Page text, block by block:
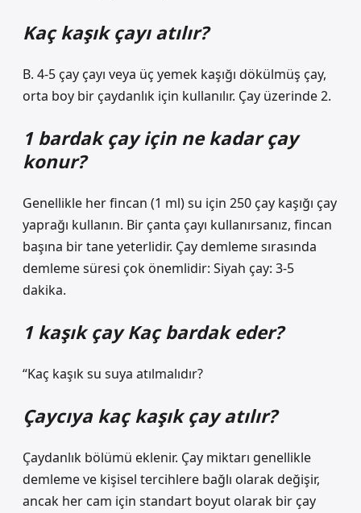
Kaç kaşık çayı atılır?
B. 4-5 çay çayı veya üç yemek kaşığı dökülmüş çay,
orta boy bir çaydanlık için kullanılır. Çay üzerinde 2.
1 bardak çay için ne kadar çay
konur?
Genellikle her fincan (1 ml) su için 250 çay kaşığı çay
yaprağı kullanın. Bir çanta çayı kullanırsanız, fincan
başına bir tane yeterlidir. Çay demleme sırasında
demleme süresi çok önemlidir: Siyah çay: 3-5
dakika.
1 kaşık çay Kaç bardak eder?
“Kaç kaşık su suya atılmalıdır?
Çaycıya kaç kaşık çay atılır?
Çaydanlık bölümü eklenir. Çay miktarı genellikle
demleme ve kişisel tercihlere bağlı olarak değişir,
ancak her cam için standart boyut olarak bir çay